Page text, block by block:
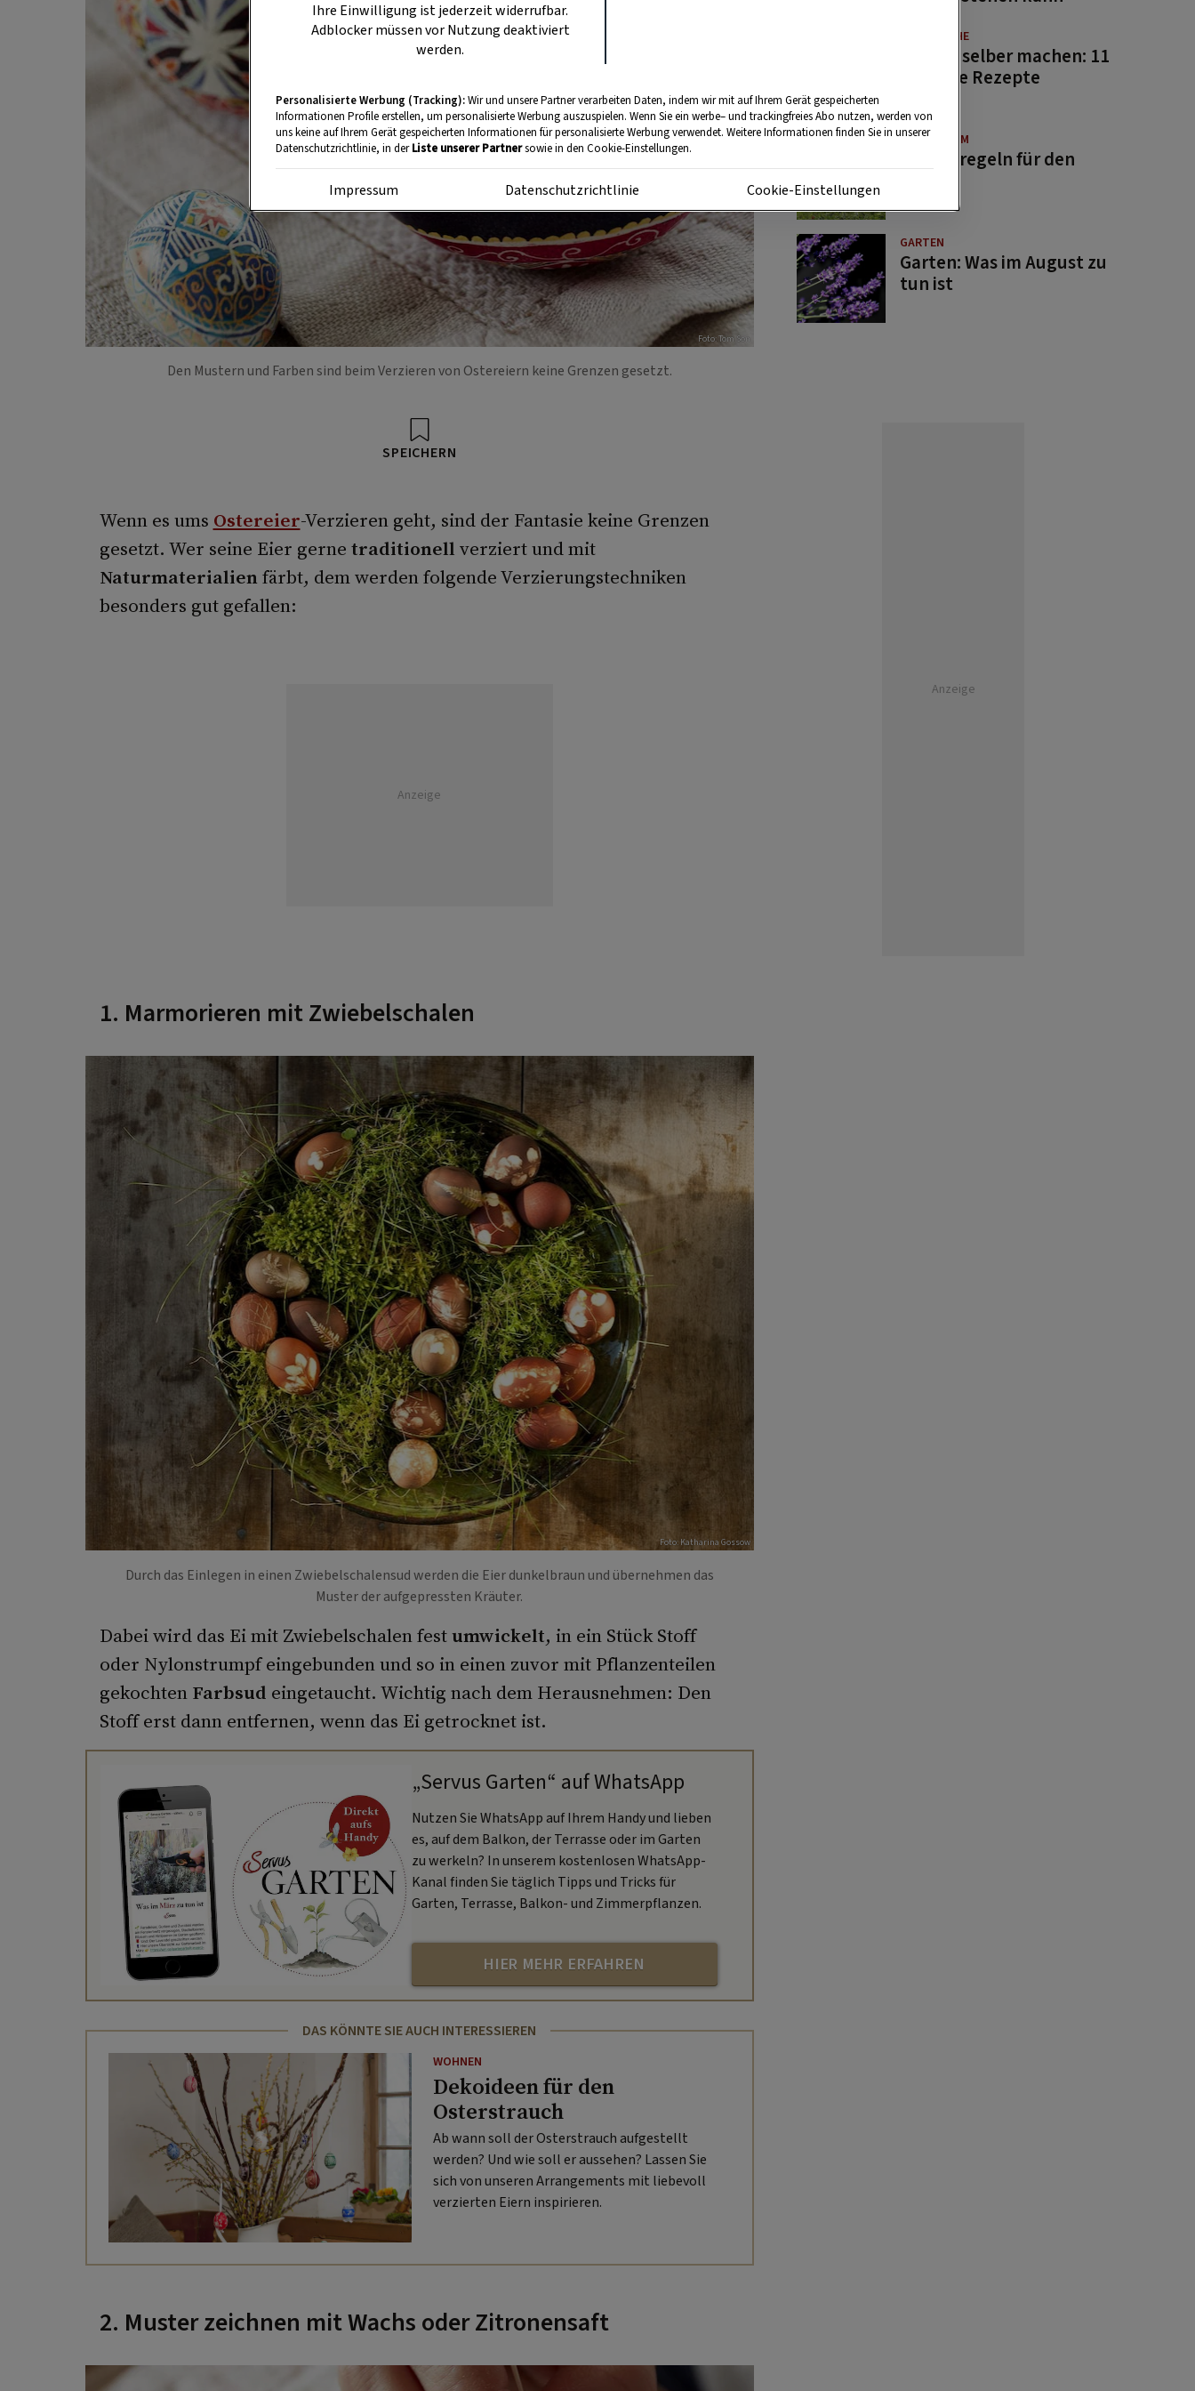
Foto: Tom Son
Den Mustern und Farben sind beim Verzieren von Ostereiern keine Grenzen gesetzt.
SPEICHERN
Wenn es ums Ostereier-Verzieren geht, sind der Fantasie keine Grenzen
gesetzt. Wer seine Eier gerne traditionell verziert und mit
Naturmaterialienfärbt, dem werden folgende Verzierungstechniken
besonders gut gefallen:
Anzeige
1. Marmorieren mit Zwiebelschalen
Foto: Katharina Gossow
Durch das Einlegen in einen Zwiebelschalensud werden die Eier dunkelbraun und übernehmen das
Muster der aufgepressten Kräuter.
Dabei wird das Ei mit Zwiebelschalen festumwickelt, in ein Stück Stoff
oder Nylonstrumpf eingebunden und so in einen zuvor mit Pflanzenteilen
gekochten Farbsud eingetaucht. Wichtig nach dem Herausnehmen: Den
Stoff erst dann entfernen, wenn das Ei getrocknet ist.
„Servus Garten“ auf WhatsApp
Nutzen Sie WhatsApp auf Ihrem Handy und lieben
es, auf dem Balkon, der Terrasse oder im Garten
zu werkeln? In unserem kostenlosen WhatsApp-
Kanal finden Sie täglich Tipps und Tricks für
Garten, Terrasse, Balkon- und Zimmerpflanzen.
HIER MEHR ERFAHREN
DAS KÖNNTE SIE AUCH INTERESSIEREN
WOHNEN
Dekoideen für den
Osterstrauch
Ab wann soll der Osterstrauch aufgestellt
werden? Und wie soll er aussehen? Lassen Sie
sich von unseren Arrangements mit liebevoll
verzierten Eiern inspirieren.
2. Muster zeichnen mit Wachs oder Zitronensaft
GUTE KÜCHE
Saucen selber machen: 11
beliebte Rezepte
BRAUCHTUM
Bauernregeln für den
GARTEN
Garten: Was im August zu
tun ist
Anzeige
Ihre Einwilligung ist jederzeit widerrufbar.
Adblocker müssen vor Nutzung deaktiviert
werden.
Personalisierte Werbung (Tracking):Wir und unsere Partner verarbeiten Daten, indem wir mit auf Ihrem Gerät gespeicherten
Informationen Profile erstellen, um personalisierte Werbung auszuspielen. Wenn Sie ein werbe– und trackingfreies Abo nutzen, werden von
uns keine auf Ihrem Gerät gespeicherten Informationen für personalisierte Werbung verwendet. Weitere Informationen finden Sie in unserer
Datenschutzrichtlinie, in derListe unserer Partnersowie in den Cookie-Einstellungen.
Impressum Datenschutzrichtlinie Cookie-Einstellungen